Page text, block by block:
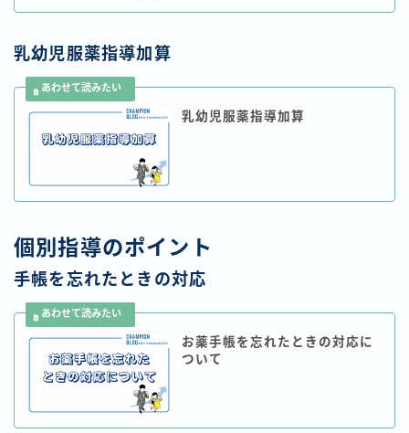
乳幼児服薬指導加算
乳幼児服薬指導加算
個別指導のポイント
手帳を忘れたときの対応
お薬手帳を忘れたときの対応に
ついて